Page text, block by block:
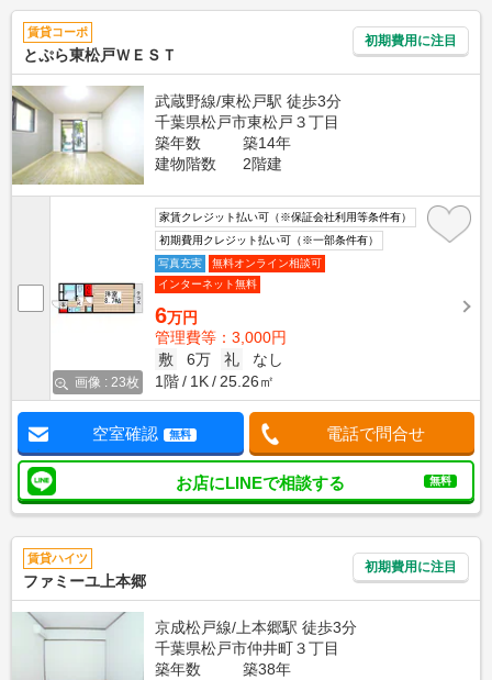
賃貸コーポ
とぷら東松戸ＷＥＳＴ
初期費用に注目
武蔵野線/東松戸駅 徒歩3分
千葉県松戸市東松戸３丁目
築年数
築14年
建物階数
2階建
画像 : 23枚
家賃クレジット払い可（※保証会社利用等条件有）
初期費用クレジット払い可（※一部条件有）
写真充実
無料オンライン相談可
インターネット無料
6万円
管理費等：3,000円
敷
6万 礼
なし
1階
1K 25.26㎡
空室確認 無料 電話で問合せ
お店にLINEで相談する 無料
賃貸ハイツ
ファミーユ上本郷
初期費用に注目
京成松戸線/上本郷駅 徒歩3分
千葉県松戸市仲井町３丁目
築年数
築38年